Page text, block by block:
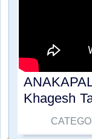
Khagesh